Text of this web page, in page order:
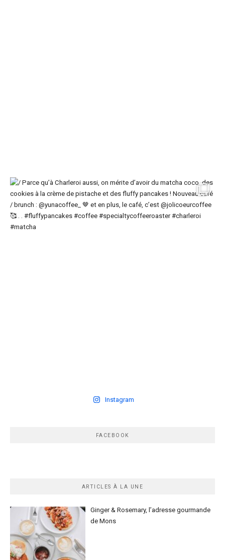
Instagram
FACEBOOK
ARTICLES À LA UNE
Ginger & Rosemary, l’adresse gourmande
de Mons